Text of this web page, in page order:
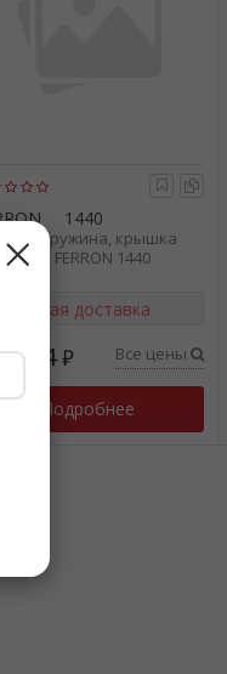
1440
пружина, крышка
FERRON 1440
Быстрая доставка
904₽ Все цены
Подробнее